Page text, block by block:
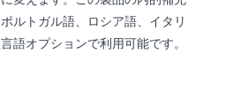
ルトガル語、ロシア語、イタリ
語オプションで利用可能です。